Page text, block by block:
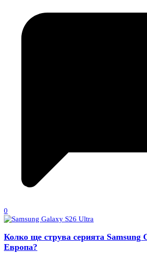
0
Колко ще струва серията Samsung
Европа?